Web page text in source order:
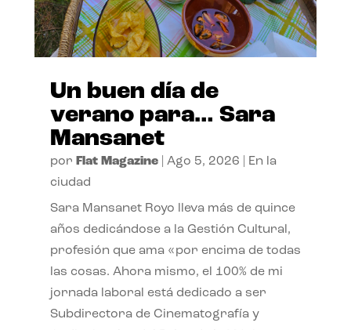
Un buen día de
verano para… Sara
Mansanet
por Flat Magazine| Ago 5, 2026
En la
ciudad
Sara Mansanet Royo lleva más de quince
años dedicándose a la Gestión Cultural,
profesión que ama «por encima de todas
las cosas. Ahora mismo, el 100% de mi
jornada laboral está dedicado a ser
Subdirectora de Cinematografía y